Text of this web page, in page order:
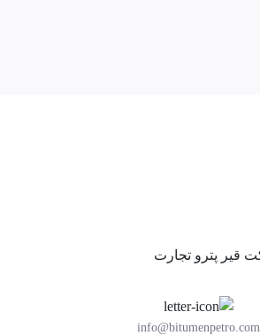
info@bitumenpetro.com